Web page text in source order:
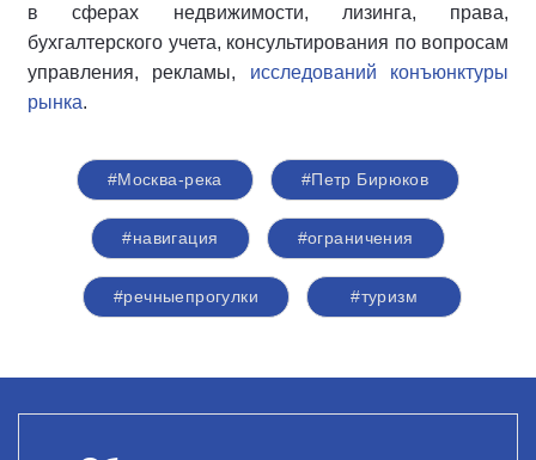
в сферах недвижимости, лизинга, права,
бухгалтерского учета, консультирования по вопросам
управления, рекламы, исследований конъюнктуры
рынка.
#Москва-река #Петр Бирюков
#навигация #ограничения
#речныепрогулки #туризм